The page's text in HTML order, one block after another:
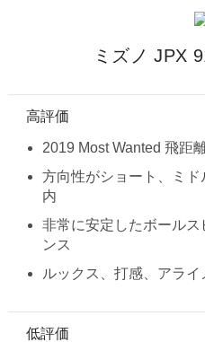
ミズノ JPX
高評価
2019 Most Wanted 飛距
方向性がショート、ミ
内
非常に安定したボール
ンス
ルックス、打感、アラ
低評価